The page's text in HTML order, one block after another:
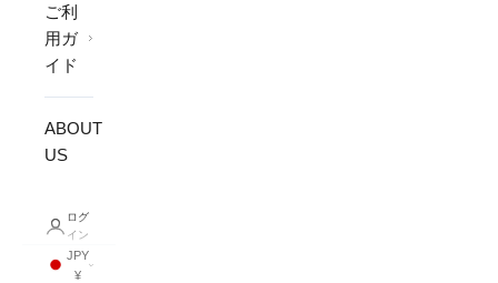
ご利
用ガ
イド
ABOUT
US
ログ
イン
JPY
¥